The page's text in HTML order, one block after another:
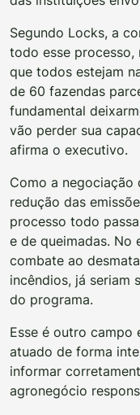
Segundo Locks, a
todo esse processo,
que todos estejam
de 60 fazendas
fundamental
vão perder sua
afirma o executivo.
Como a
redução das
processo todo
e de queimadas. No
combate ao
incêndios, já seriam
do programa.
Esse é outro campo
atuado de forma
informar
agronegócio